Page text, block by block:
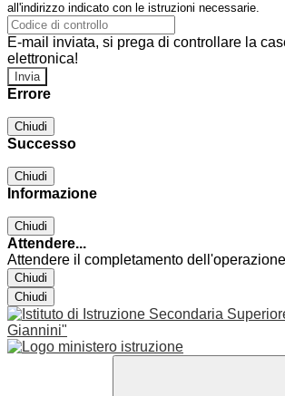
all'indirizzo indicato con le istruzioni necessarie.
E-mail inviata, si prega di controllare la
elettronica!
Errore
Chiudi
Successo
Chiudi
Informazione
Chiudi
Attendere...
Attendere il completamento
Chiudi
Chiudi